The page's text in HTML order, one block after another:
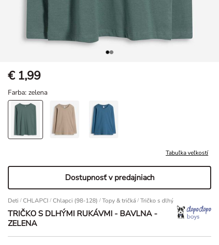
€ 1,99
Farba: zelena
Tabuľka veľkostí
Dostupnosť v predajniach
Deti / CHLAPCI / Chlapci (98-128) / Topy & tričká Tričko s dlhými rukávmi -
TRIČKO S DLHÝMI RUKÁVMI - BAVLNA -
ZELENA